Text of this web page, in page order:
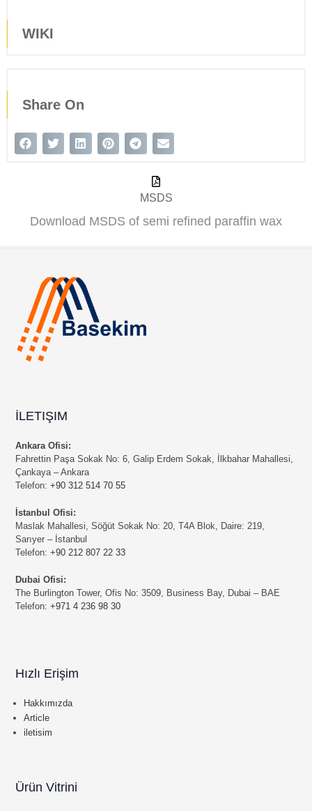
WIKI
Share On
MSDS
Download MSDS of semi refined paraffin wax
İLETIŞIM
Ankara Ofisi:
Fahrettin Paşa Sokak No: 6, Galip Erdem Sokak, İlkbahar Mahallesi,
Çankaya – Ankara
Telefon:+90 312 514 70 55
İstanbul Ofisi:
Maslak Mahallesi, Söğüt Sokak No: 20, T4A Blok, Daire: 219,
Sarıyer – İstanbul
Telefon:+90 212 807 22 33
Dubai Ofisi:
The Burlington Tower, Ofis No: 3509, Business Bay, Dubai – BAE
Telefon:+971 4 236 98 30
Hızlı Erişim
Hakkımızda
Article
iletisim
Ürün Vitrini